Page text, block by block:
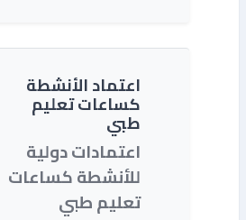
اعتماد الأنشطة
كساعات تعليم
طبي
اعتمادات دولية
للأنشطة كساعات
تعليم طبي